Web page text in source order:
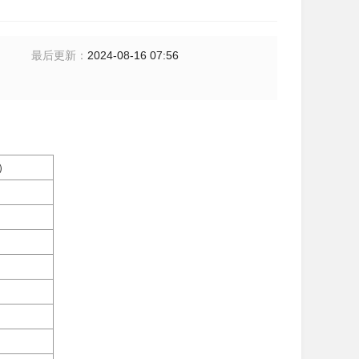
最后更新 ： 2024-08-16 07:56